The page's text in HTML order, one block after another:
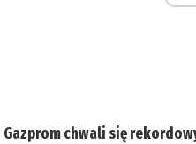
Gazprom chwali się